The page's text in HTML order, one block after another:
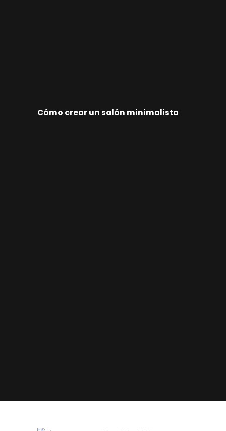
Cómo crear un salón minimalista